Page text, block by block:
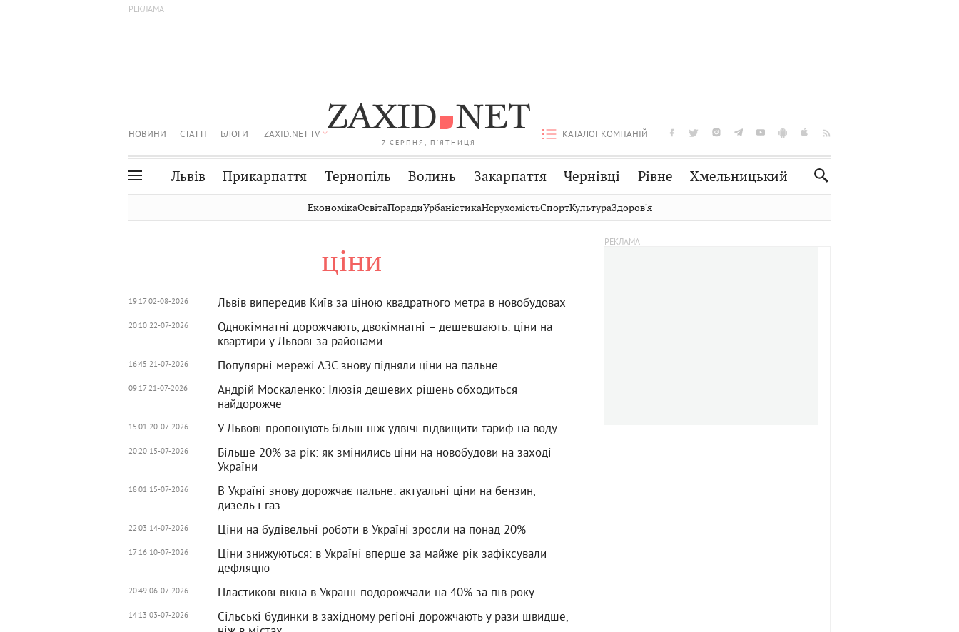
7 СЕРПНЯ, П'ЯТНИЦЯ
НОВИНИ СТАТТІ БЛОГИ ZAXID.NET TV КАТАЛОГ КОМПАНІЙ
Львів Прикарпаття Тернопіль Волинь Закарпаття Чернівці Рівне Хмельницький
Стрий
Хмельницький
Публікації Авто Словко
ЕкономікаОсвітаПорадиУрбаністикаНерухомістьСпортКультураЗдоровʼя
ціни
19:17 02-08-2026 Львів випередив Київ за ціною квадратного метра в новобудовах
20:10 22-07-2026
Однокімнатні дорожчають, двокімнатні – дешевшають: ціни на
квартири у Львові за районами
16:45 21-07-2026 Популярні мережі АЗС знову підняли ціни на пальне
09:17 21-07-2026
Андрій Москаленко: Ілюзія дешевих рішень обходиться
найдорожче
15:01 20-07-2026 У Львові пропонують більш ніж удвічі підвищити тариф на воду
20:20 15-07-2026
Більше 20% за рік: як змінились ціни на новобудови на заході
України
18:01 15-07-2026
В Україні знову дорожчає пальне: актуальні ціни на бензин,
дизель і газ
22:03 14-07-2026 Ціни на будівельні роботи в Україні зросли на понад 20%
17:16 10-07-2026
Ціни знижуються: в Україні вперше за майже рік зафіксували
дефляцію
20:49 06-07-2026 Пластикові вікна в Україні подорожчали на 40% за пів року
14:13 03-07-2026
Сільські будинки в західному регіоні дорожчають у рази швидше,